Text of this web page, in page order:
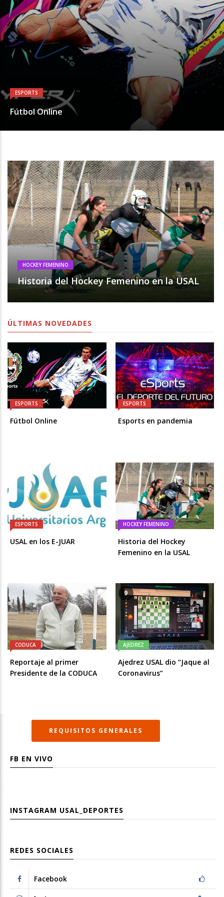
ESPORTS
Fútbol Online
HOCKEY FEMENINO
Historia del Hockey Femenino en la USAL
ÚLTIMAS NOVEDADES
ESPORTS
Fútbol Online
ESPORTS
Esports en pandemia
ESPORTS
USAL en los E-JUAR
HOCKEY FEMENINO
Historia del Hockey
Femenino en la USAL
CODUCA
Reportaje al primer
Presidente de la CODUCA
9
AJEDREZ
Ajedrez USAL dio “Jaque al
Coronavirus”
REQUISITOS GENERALES
FB EN VIVO
INSTAGRAM USAL_DEPORTES
REDES SOCIALES
Facebook